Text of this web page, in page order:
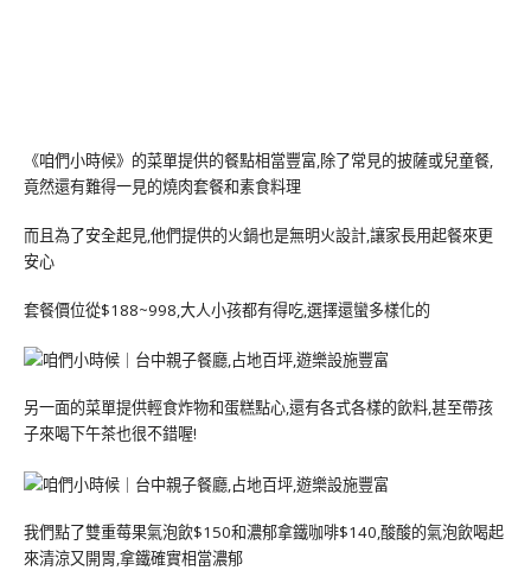
《咱們小時候》的菜單提供的餐點相當豐富,除了常見的披薩或兒童餐,
竟然還有難得一見的燒肉套餐和素食料理
而且為了安全起見,他們提供的火鍋也是無明火設計,讓家長用起餐來更
安心
套餐價位從$188~998,大人小孩都有得吃,選擇還蠻多樣化的
另一面的菜單提供輕食炸物和蛋糕點心,還有各式各樣的飲料,甚至帶孩
子來喝下午茶也很不錯喔!
我們點了雙重莓果氣泡飲$150和濃郁拿鐵咖啡$140,酸酸的氣泡飲喝起
來清涼又開胃,拿鐵確實相當濃郁